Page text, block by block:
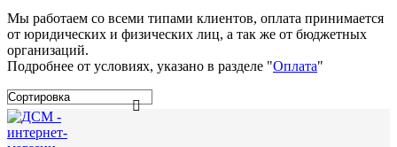
Мы работаем со всеми типами клиентов, оплата принимается
от юридических и физических лиц, а так же от бюджетных
организаций.
Подробнее от условиях, указано в разделе "Оплата"